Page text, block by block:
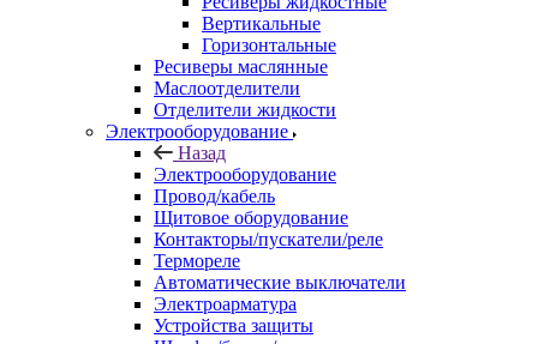
Вертикальные
Горизонтальные
Ресиверы маслянные
Маслоотделители
Отделители жидкости
Электрооборудование
Назад
Электрооборудование
Провод/кабель
Щитовое оборудование
Контакторы/пускатели/реле
Термореле
Автоматические выключатели
Электроарматура
Устройства защиты